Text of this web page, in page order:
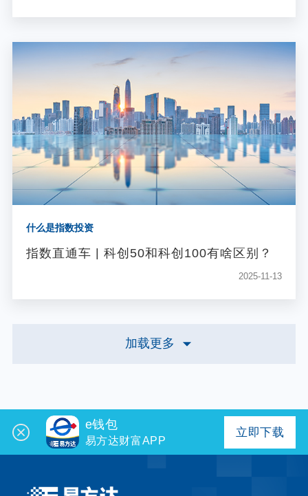
什么是指数投资
指数直通车 | 科创50和科创100有啥区别？
2025-11-13
加载更多
e钱包
易方达财富APP
立即下载